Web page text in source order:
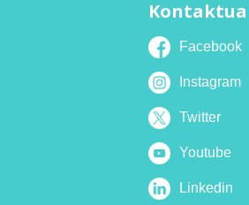
Kontaktua
Facebook
Instagram
Twitter
Youtube
Linkedin